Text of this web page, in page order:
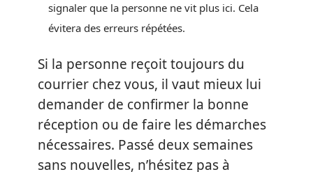
signaler que la personne ne vit plus ici. Cela
évitera des erreurs répétées.
Si la personne reçoit toujours du
courrier chez vous, il vaut mieux lui
demander de confirmer la bonne
réception ou de faire les démarches
nécessaires. Passé deux semaines
sans nouvelles, n’hésitez pas à